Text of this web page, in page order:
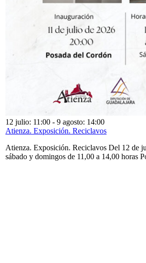
12 julio: 11:00 - 9 agosto: 14:00
Atienza. Exposición. Reciclavos
Atienza. Exposición. Reciclavos Del 12 de
sábado y domingos de 11,00 a 14,00 horas